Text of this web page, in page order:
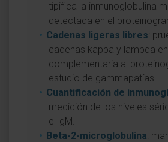
tipifica la inmunoglobulina
detectada en el
Cadenas ligeras libres:
cadenas kappa y lambda
complementaria al
estudio de gammapatías.
Cuantificación de
medición de los niveles
e IgM.
Beta-2-microglobulina: